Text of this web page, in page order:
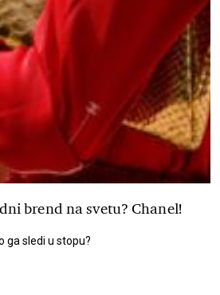
brend na svetu? Chanel!
ga sledi u stopu?